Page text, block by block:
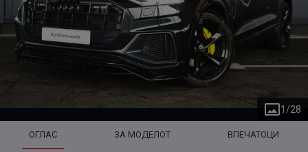
1 /28
ОГЛАС ЗА МОДЕЛОТ ВПЕЧАТОЦИ